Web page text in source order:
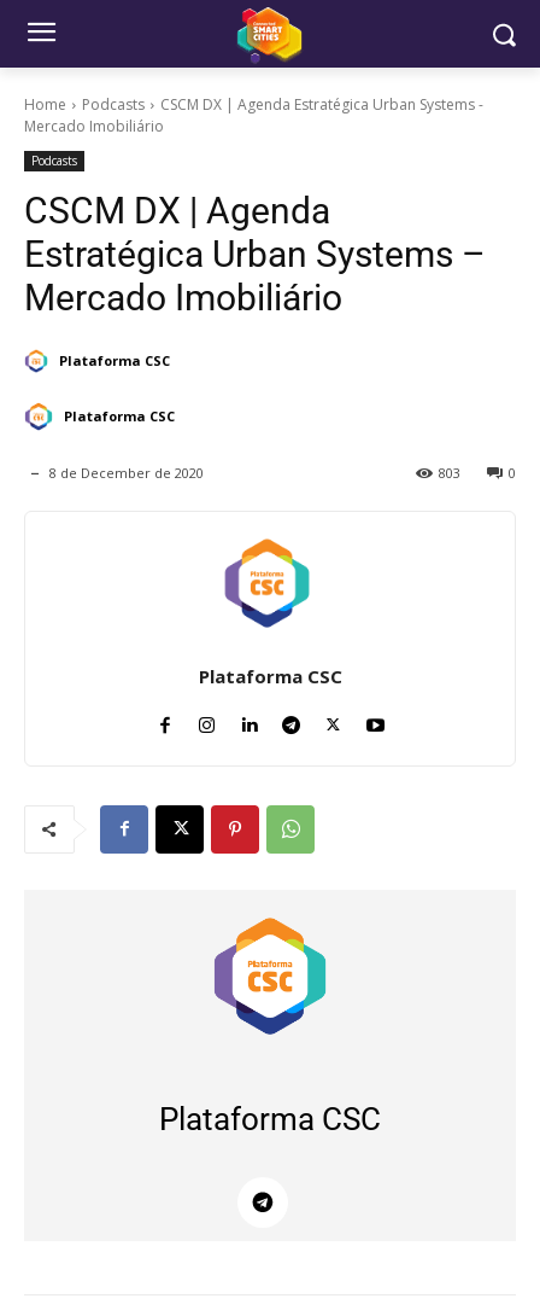
Home Podcasts
CSCM DX | Agenda Estratégica Urban Systems -
Mercado Imobiliário
Podcasts
CSCM DX | Agenda
Estratégica Urban Systems –
Mercado Imobiliário
Plataforma CSC
Plataforma CSC
8 de December de 2020 0
803
Plataforma CSC
Plataforma CSC